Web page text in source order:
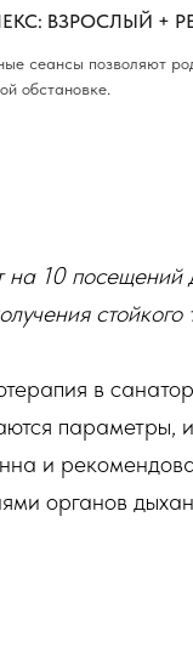
ВЗРОСЛЫЙ +
сеансы позволяют
обстановке.
10 посещений
в
параметры,
и
органов